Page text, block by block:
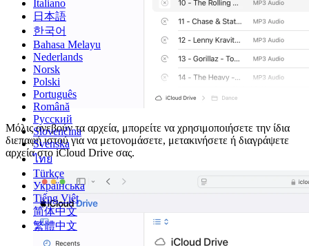
Italiano
日本語
한국어
Bahasa Melayu
Nederlands
Norsk
Polski
Português
Română
Русский
Slovenčina
Svenska
ไทย
Türkçe
Українська
Tiếng Việt
简体中文
繁體中文
Μόλις ανεβούν τα αρχεία, μπορείτε να χρησιμοποιήσετε την ίδια
διεπαφή ιστού για να μετονομάσετε, μετακινήσετε ή διαγράψετε
αρχεία στο iCloud Drive σας.